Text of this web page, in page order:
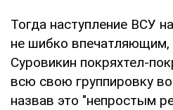
Тогда наступление ВСУ
не шибко впечатляющим,
Суровикин покряхтел-
всю свою группировку
назвав это "непростым